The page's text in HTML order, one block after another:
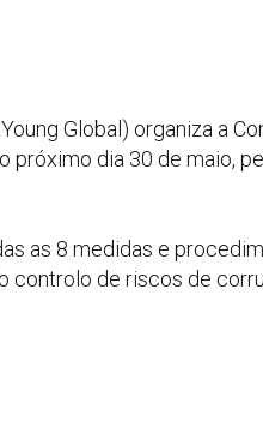
Global) organiza a
dia 30 de maio,
as 8 medidas e
controlo de riscos de